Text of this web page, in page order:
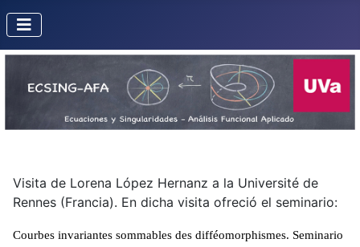
Visita de Lorena López Hernanz a la Université de
Rennes (Francia). En dicha visita ofreció el seminario:
Courbes invariantes sommables des difféomorphismes. Seminario